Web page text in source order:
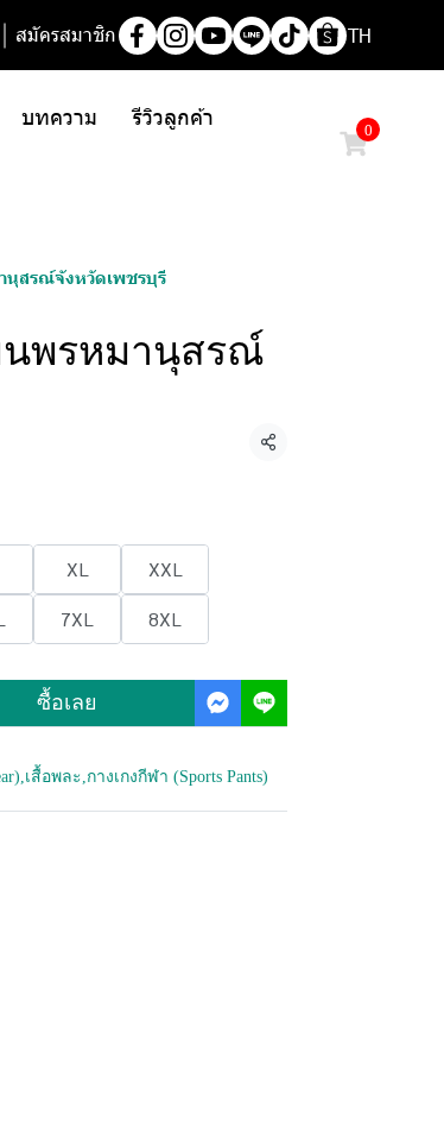
สมัครสมาชิก TH
บทความ รีวิวลูกค้า 0
นุสรณ์จังหวัดเพชรบุรี
นพรหมานุสรณ์
แชร์
XL
XXL
7XL 8XL
ซื้อเลย
,เสื้อพละ,กางเกงกีฬา (Sports Pants)